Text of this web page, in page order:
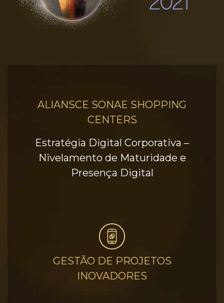
ALIANSCE SONAE SHOPPING
CENTERS
Estratégia Digital Corporativa –
Nivelamento de Maturidade e
Presença Digital
GESTÃO DE PROJETOS
INOVADORES